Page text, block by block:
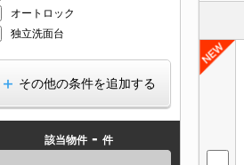
オートロック
独立洗面台
その他の条件を追加する
該当物件 - 件